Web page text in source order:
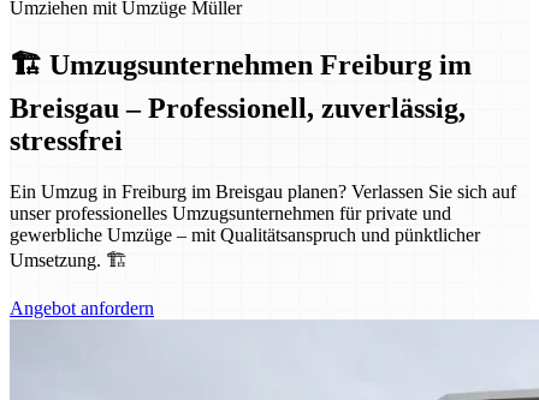
Umziehen mit Umzüge Müller
🏗️ Umzugsunternehmen Freiburg im
Breisgau – Professionell, zuverlässig,
stressfrei
Ein Umzug in Freiburg im Breisgau planen? Verlassen Sie sich auf
unser professionelles Umzugsunternehmen für private und
gewerbliche Umzüge – mit Qualitätsanspruch und pünktlicher
Umsetzung. 🏗️
Angebot anfordern